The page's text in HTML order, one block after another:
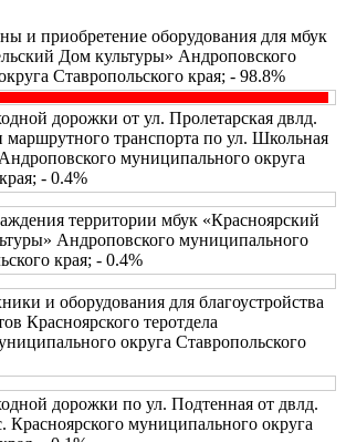
и приобретение оборудования для мбук
Дом культуры» Андроповского
Ставропольского края; - 98.8%
дорожки от ул. Пролетарская двлд.
транспорта по ул. Школьная
муниципального округа
- 0.4%
территории мбук «Красноярский
Андроповского муниципального
края; - 0.4%
и оборудования для благоустройства
Красноярского теротдела
округа Ставропольского
дорожки по ул. Подтенная от двлд.
муниципального округа